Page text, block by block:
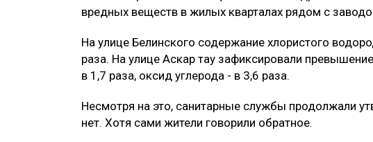
вредных веществ в жилых кварталах рядом с
На улице Белинского содержание хлористого
раза. На улице Аскар тау зафиксировали
в 1,7 раза, оксид углерода - в 3,6 раза.
Несмотря на это, санитарные службы продолжали
нет. Хотя сами жители говорили обратное.